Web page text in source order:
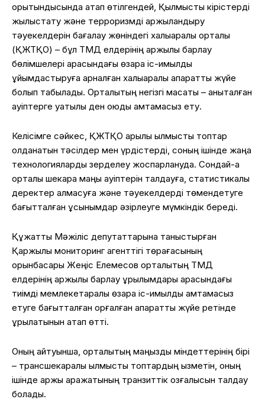
қорытындысында атап өтілгендей, Қылмыстық кірістерді
жылыстату және терроризмді қаржыландыру
тәуекелдерін бағалау жөніндегі халықаралық орталық
(ҚЖТҚО) – бұл ТМД елдерінің қаржылық барлау
бөлімшелері арасындағы өзара іс-қимылды
ұйымдастыруға арналған халықаралық ақпараттық жүйе
болып табылады. Орталықтың негізгі мақсаты – анықталған
қауіптерге уақтылы ден қоюды қамтамасыз ету.
Келісімге сәйкес, ҚЖТҚО арқылы қылмыстық топтар
қолданатын тәсілдер мен үрдістерді, соның ішінде жаңа
технологияларды зерделеу жоспарлануда. Сондай-ақ
орталық шекара маңы қауіптерін талдауға, статистикалық
деректер алмасуға және тәуекелдерді төмендетуге
бағытталған ұсынымдар әзірлеуге мүмкіндік береді.
Құжатты Мәжіліс депутаттарына таныстырған
Қаржылық мониторинг агенттігі төрағасының
орынбасары Жеңіс Елемесов орталықтың ТМД
елдерінің қаржылық барлау құрылымдары арасындағы
тиімді мемлекетаралық өзара іс-қимылды қамтамасыз
етуге бағытталған қорғалған ақпараттық жүйе ретінде
құрылатынын атап өтті.
Оның айтуынша, орталықтың маңызды міндеттерінің бірі
– трансшекаралық қылмыстық топтардың қызметін, оның
ішінде қаржы қаражатының транзиттік қозғалысын талдау
болады.